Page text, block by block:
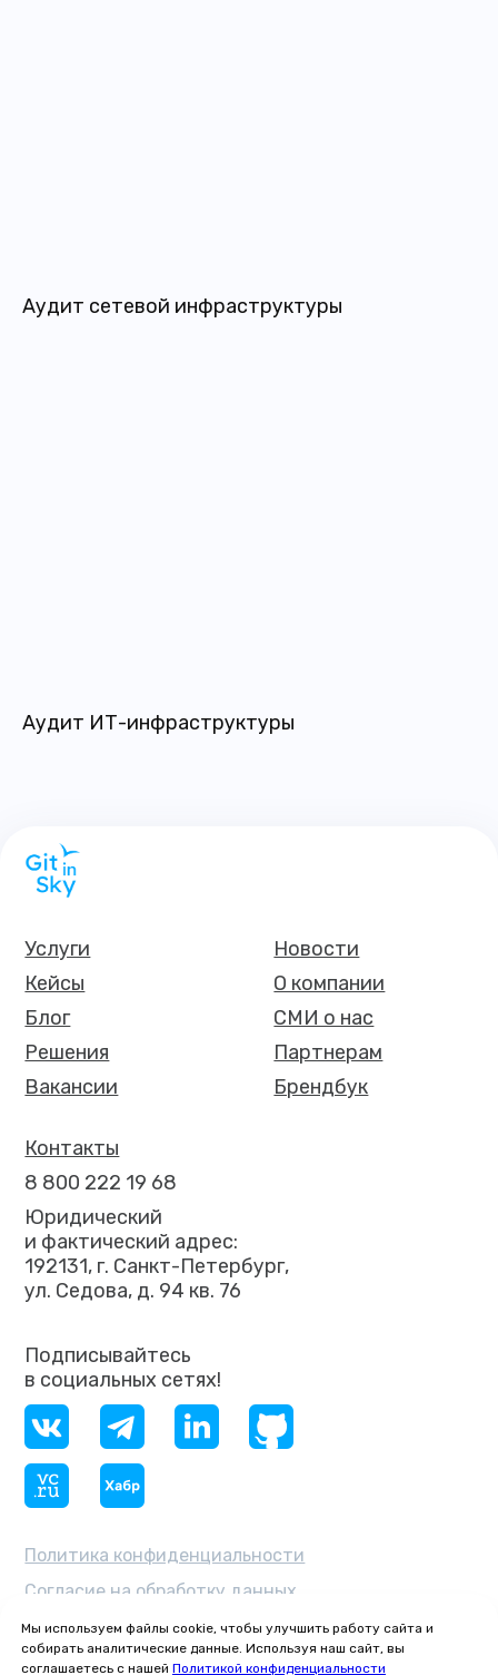
Аудит сетевой инфраструктуры
Аудит ИТ-инфраструктуры
Мы используем файлы cookie, чтобы улучшить работу сайта и
собирать аналитические данные. Используя наш сайт, вы
соглашаетесь с нашей Политикой конфиденциальности
ОКВЭД 62.03 — «Деятельность
по управлению компьютерным
оборудованием»
Политика конфиденциальности
Согласие на обработку данных
Брендбук
Партнерам
СМИ о нас
О компании
Новости
Вакансии
Решения
Блог
Кейсы
Услуги
Юридический
и фактический адрес:
192131, г. Санкт-Петербург,
ул. Седова, д. 94 кв. 76
8 800 222 19 68
Подписывайтесь
в социальных сетях!
Контакты